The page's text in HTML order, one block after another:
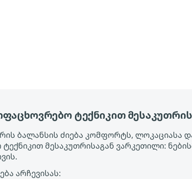
ტექნიკით
ბალანსის ძიება კომფორტს, ლოკაციასა
მესაკუთრისაგან ვარკეთილი:
არჩევისას: